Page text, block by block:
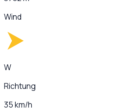
Wind
W
Richtung
35 km/h